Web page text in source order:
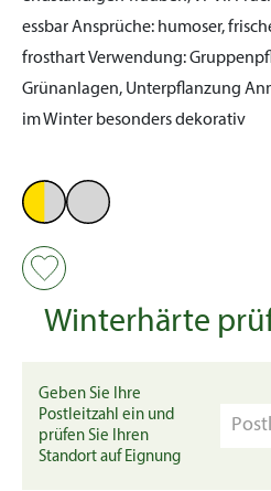
essbarAnsprüche: humoser,
frosthartVerwendung:
Grünanlagen, Unterpflanzung
im Winter besonders dekorativ
Winterhärte
Geben Sie Ihre
Postleitzahl ein und
prüfen Sie Ihren
Standort auf Eignung